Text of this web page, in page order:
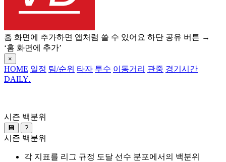
홈 화면에 추가하면 앱처럼 쓸 수 있어요 하단 공유 버튼 →
‘홈 화면에 추가’
×
HOME 일정 팀/순위 타자 투수 이동거리 관중 경기시간
DAILY.
시즌 백분위
💾 ?
시즌 백분위
각 지표를 리그 규정 도달 선수 분포에서의 백분위